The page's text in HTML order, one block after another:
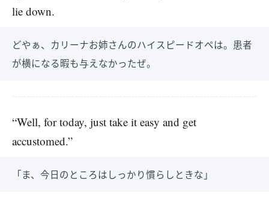
lie down.
どやぁ、カリーナお姉さんのハイスピードオペは。患者
が横になる暇も与えなかったぜ。
“Well, for today, just take it easy and get
accustomed.”
「ま、今日のところはしっかり慣らしときな」